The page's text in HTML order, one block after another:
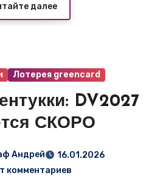
далее
Лотерея greencard
DV2027
СКОРО
Андрей
16.01.2026
комментариев